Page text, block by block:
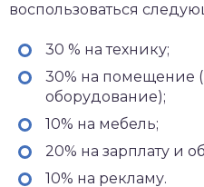
воспользоваться
30 % на технику;
30% на помещение
оборудование);
10% на мебель;
20% на зарплату и
10% на рекламу.